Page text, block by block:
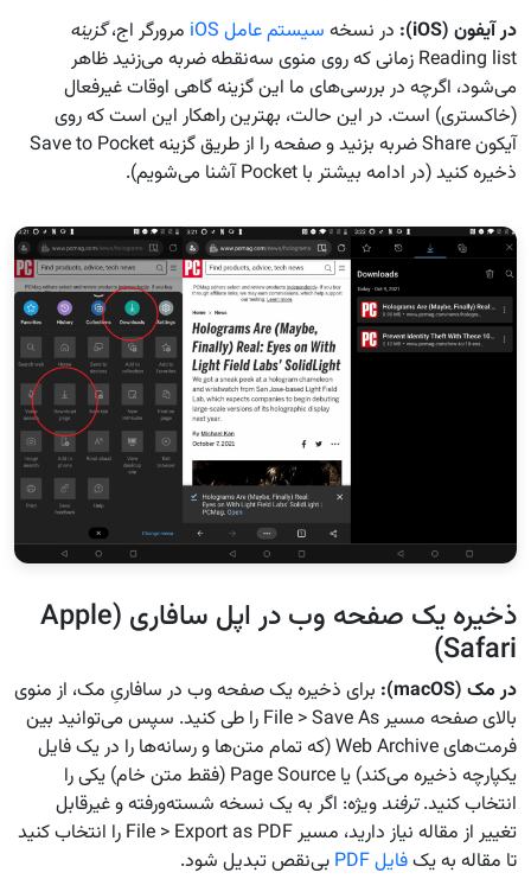
در آیفون (iOS): در نسخه سیستم عامل iOS مرورگر اج،گزینه
Reading list زمانی که روی منوی سه‌نقطه ضربه می‌زنید ظاهر
می‌شود، اگرچه در بررسی‌های ما این گزینه گاهی اوقات غیرفعال
(خاکستری) است. در این حالت، بهترین راهکار این است که روی
آیکون Share ضربه بزنید و صفحه را از طریق گزینه Save to Pocket
ذخیره کنید (در ادامه بیشتر با Pocket آشنا می‌شویم).
ذخیره یک صفحه وب در اپل سافاری (Apple
Safari)
در مک (macOS):
برای ذخیره یک صفحه وب در سافاریِ مک، از منوی
بالای صفحه مسیر File > Save As را طی کنید. سپس می‌توانید بین
فرمت‌های Web Archive (که تمام متن‌ها و رسانه‌ها را در یک فایل
یکپارچه ذخیره می‌کند) یا Page Source (فقط متن خام) یکی را
انتخاب کنید.ترفند ویژه: اگر به یک نسخه شسته‌ورفته و غیرقابل
تغییر از مقاله نیاز دارید، مسیر File > Export as PDF را انتخاب کنید
تا مقاله به یکفایل PDF بی‌نقص تبدیل شود.